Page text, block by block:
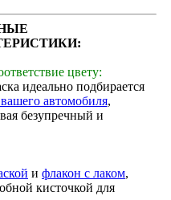
цвету:
идеально подбирается
автомобиля,
безупречный и
и флакон с лаком,
кисточкой для